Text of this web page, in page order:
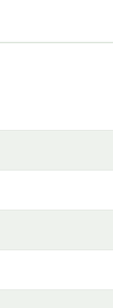
den Stoff mit einem